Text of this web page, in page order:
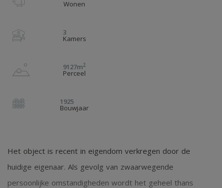
Wonen
3
Kamers
9127m2
Perceel
1925
Bouwjaar
Het object is recent in eigendom verkregen door de
huidige eigenaar. Als gevolg van zwaarwegende
persoonlijke omstandigheden wordt het geheel thans